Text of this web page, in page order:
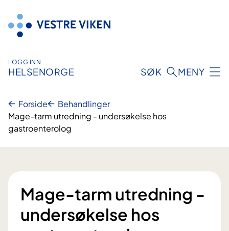
innhold
LOGG INN
HELSENORGE SØK MENY
Forside
Behandlinger
Mage-tarm utredning - undersøkelse hos
gastroenterolog
Mage-tarm utredning -
undersøkelse hos